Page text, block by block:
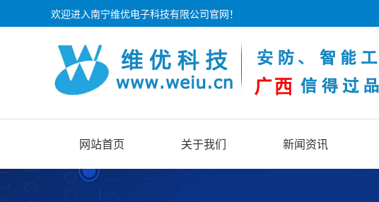
欢迎进入南宁维优电子科技有限公司官网！
网站首页 关于我们 新闻资讯